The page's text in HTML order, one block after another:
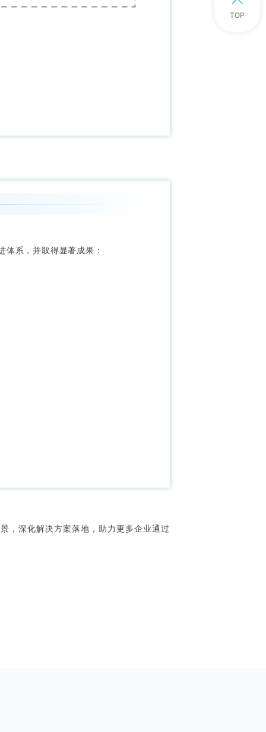
系，并取得显著成果：
，深化解决方案落地，助力更多企业通过
TOP